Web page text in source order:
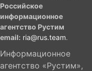
Российское
информационное
агентство Рустим
email: ria@rus.team.
Информационное
агентство «Рустим»,